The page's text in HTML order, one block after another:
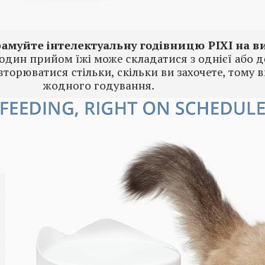
інтелектуальну годівницю PIXI на
прийом їжі може складатися з однієї або
стільки, скільки ви захочете, тому
жодного годування.